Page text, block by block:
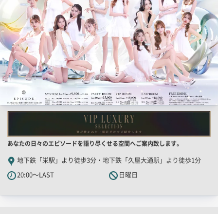
像
店
舗
PR
キ
あなたの日々のエピソードを語り尽くせる空間へご案内致します。
地下鉄「栄駅」より徒歩3分・地下鉄「久屋大通駅」より徒歩1分
20:00～LAST
日曜日